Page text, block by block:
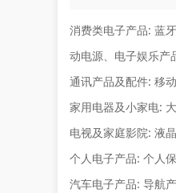
消费类电子产品: 蓝
动电源、电子娱乐产
通讯产品及配件: 移
家用电器及小家电:
电视及家庭影院: 液
个人电子产品: 个人
汽车电子产品: 导航